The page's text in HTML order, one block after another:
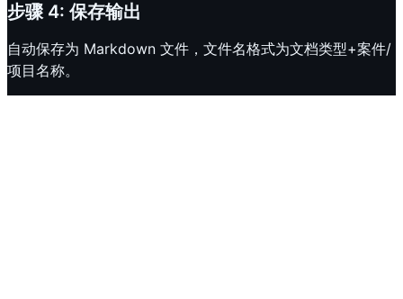
步骤 4: 保存输出
自动保存为 Markdown 文件，文件名格式为文档类型+案件/
项目名称。